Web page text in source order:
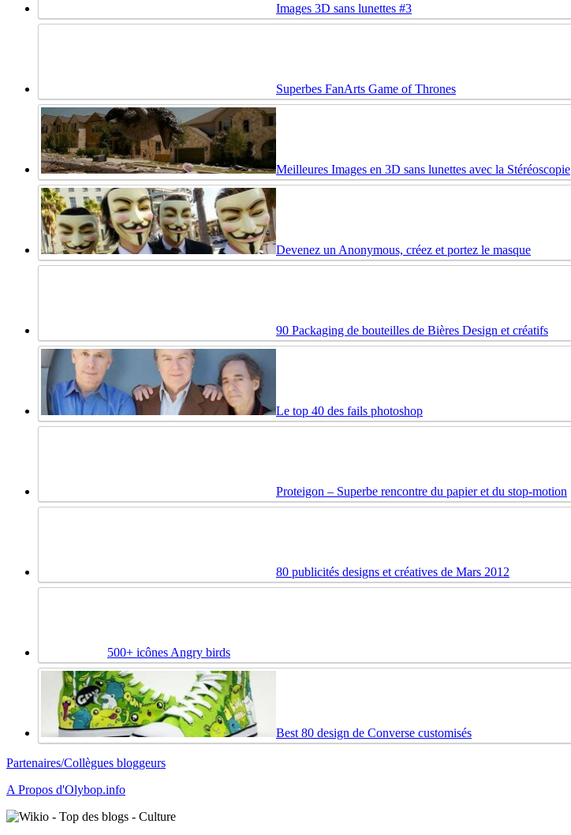
Images 3D sans lunettes #3
Superbes FanArts Game of Thrones
Meilleures Images en 3D sans lunettes avec la Stéréoscopie
Devenez un Anonymous, créez et portez le masque
90 Packaging de bouteilles de Bières Design et créatifs
Le top 40 des fails photoshop
Proteigon – Superbe rencontre du papier et du stop-motion
80 publicités designs et créatives de Mars 2012
500+ icônes Angry birds
Best 80 design de Converse customisés
Partenaires/Collègues bloggeurs
A Propos d'Olybop.info